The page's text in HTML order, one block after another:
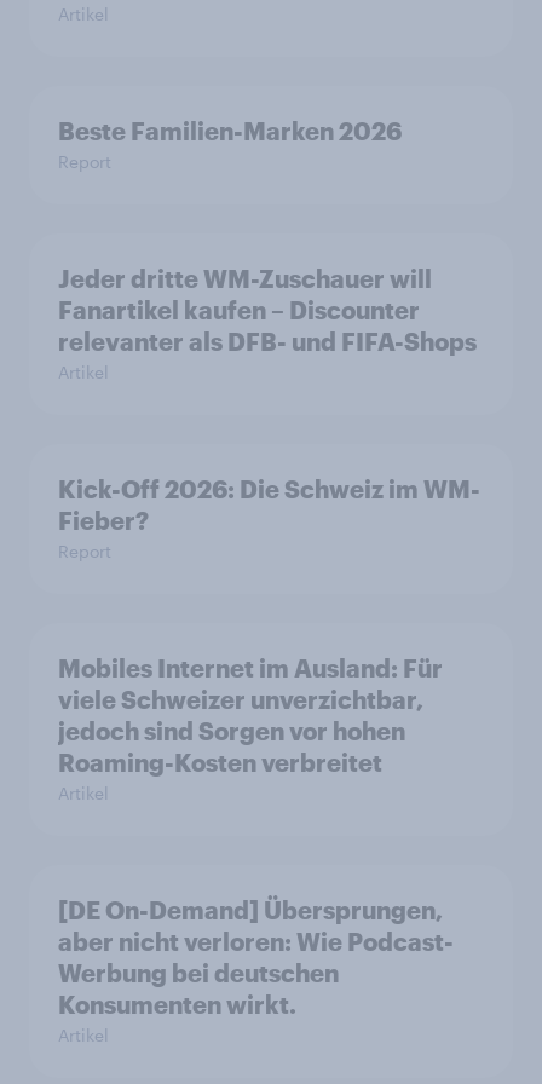
Artikel
Beste Familien-Marken 2026
Report
Jeder dritte WM-Zuschauer will
Fanartikel kaufen – Discounter
relevanter als DFB- und FIFA-Shops
Artikel
Kick-Off 2026: Die Schweiz im WM-
Fieber?​
Report
Mobiles Internet im Ausland: Für
viele Schweizer unverzichtbar,
jedoch sind Sorgen vor hohen
Roaming-Kosten verbreitet
Artikel
[DE On-Demand] Übersprungen,
aber nicht verloren: Wie Podcast-
Werbung bei deutschen
Konsumenten wirkt.
Artikel